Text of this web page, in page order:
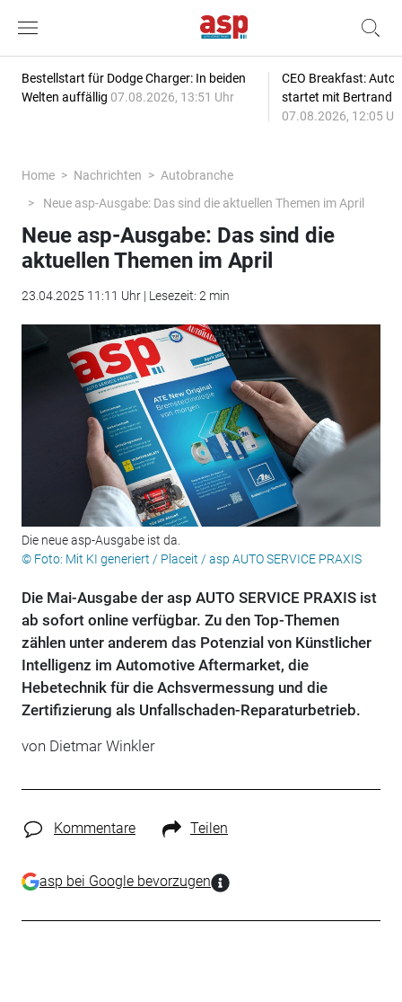
Bestellstart für Dodge Charger: In beiden
Welten auffällig 07.08.2026, 13:51 Uhr
CEO Breakfast:
startet mit Bertrand
07.08.2026, 12:05
Home Nachrichten
Autobranche
Neue asp-Ausgabe: Das sind die aktuellen Themen im April
Neue asp-Ausgabe: Das sind die
aktuellen Themen im April
23.04.2025 11:11 Uhr | Lesezeit: 2 min
Die neue asp-Ausgabe ist da.
© Foto: Mit KI generiert / Placeit / asp AUTO SERVICE PRAXIS
Die Mai-Ausgabe der asp AUTO SERVICE PRAXIS ist
ab sofort online verfügbar. Zu den Top-Themen
zählen unter anderem das Potenzial von Künstlicher
Intelligenz im Automotive Aftermarket, die
Hebetechnik für die Achsvermessung und die
Zertifizierung als Unfallschaden-Reparaturbetrieb.
von Dietmar Winkler
Kommentare Teilen
asp bei Google bevorzugen